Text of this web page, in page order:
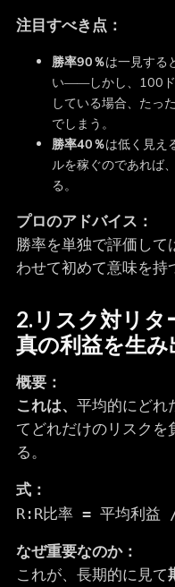
注目すべき点：
勝率90％は一見する
い――しかし、100ド
している場合、たっ
でしまう。
勝率40％は低く見え
ルを稼ぐのであれば
る。
プロのアドバイス：
勝率を単独で評価して
わせて初めて意味を持
2. リスク対リタ
真の利益を生み
概要：
これは、 平均的にどれ
てどれだけのリスクを
る。
式：
R:R比率 = 平均利益
なぜ重要なのか：
これが、長期的に見て